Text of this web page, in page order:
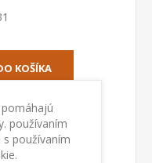
KOŠÍKA
používaním
s používaním